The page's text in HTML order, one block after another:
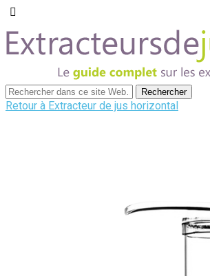
Retour à Extracteur de jus horizontal